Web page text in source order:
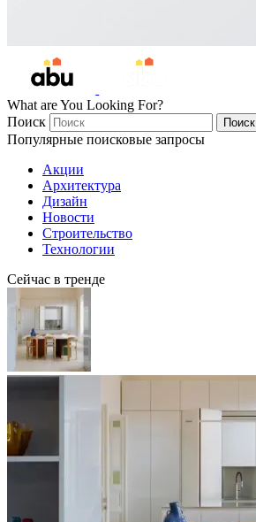
What are You Looking For?
Поиск
Поиск
Популярные поисковые запросы
Акции
Архитектура
Дизайн
Новости
Строительство
Технологии
Сейчас в тренде